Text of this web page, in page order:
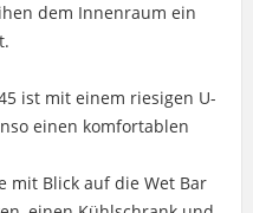
dem Innenraum ein
ist mit einem riesigen U-
einen komfortablen
mit Blick auf die Wet Bar